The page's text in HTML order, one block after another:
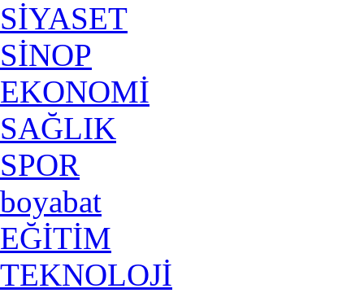
SİYASET
SİNOP
EKONOMİ
SAĞLIK
SPOR
boyabat
EĞİTİM
TEKNOLOJİ